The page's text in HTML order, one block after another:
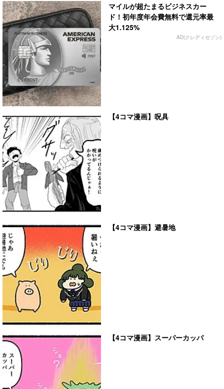
マイルが超たまるビジネスカー
ド！初年度年会費無料で還元率最
大1.125%
AD(クレディセゾン)
【4コマ漫画】呪具
【4コマ漫画】避暑地
【4コマ漫画】スーパーカッパ